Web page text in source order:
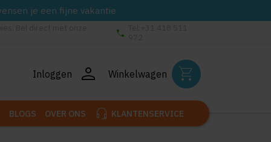
je een fijne vakantie
phone
Inloggen person Winkelwagen shopping_cart
BLOGS OVER ONS headset_mic KLANTENSERVICE